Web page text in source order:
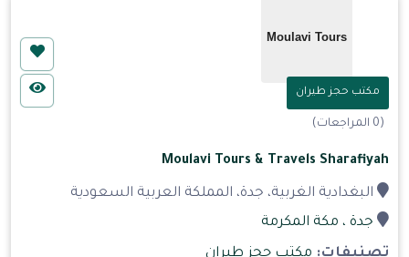
مكتب حجز طيران
(0 المراجعات)
Moulavi Tours & Travels Sharafiyah
البغدادية الغربية، جدة، المملكة العربية السعودية
جدة ، مكة المكرمة
تصنيفات: مكتب حجز طيران